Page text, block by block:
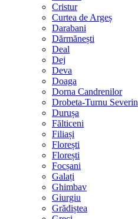
Cristur
Curtea de Argeș
Darabani
Dărmănești
Deal
Dej
Deva
Doaga
Dorna Candrenilor
Drobeta-Turnu Severin
Durușa
Fălticeni
Filiași
Florești
Florești
Focșani
Galați
Ghimbav
Giurgiu
Grădiștea